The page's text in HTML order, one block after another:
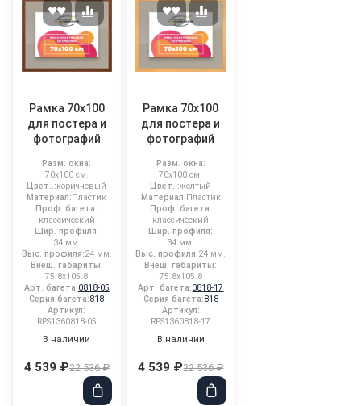
Рамка 70x100
для постера и
фотографий
Разм. окна:
70x100 см.
Цвет..:коричневый
Материал:Пластик
Проф. багета:
классический
Шир. профиля:
34 мм.
Выс. профиля:24 мм.
Внеш. габариты:
75.8x105.8
Арт. багета:0818-05
Серия багета:818
Артикул:
RPS1360818-05
В наличии
4 539 ₽22 536 ₽
Рамка 70x100
для постера и
фотографий
Разм. окна:
70x100 см.
Цвет..:желтый
Материал:Пластик
Проф. багета:
классический
Шир. профиля:
34 мм.
Выс. профиля:24 мм.
Внеш. габариты:
75.8x105.8
Арт. багета:0818-17
Серия багета:818
Артикул:
RPS1360818-17
В наличии
4 539 ₽22 536 ₽